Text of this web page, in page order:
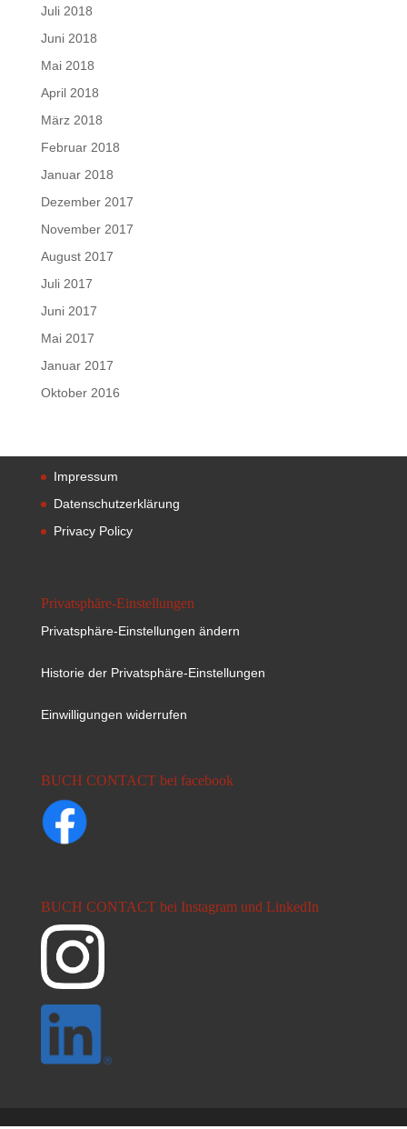
Juli 2018
Juni 2018
Mai 2018
April 2018
März 2018
Februar 2018
Januar 2018
Dezember 2017
November 2017
August 2017
Juli 2017
Juni 2017
Mai 2017
Januar 2017
Oktober 2016
Impressum
Datenschutzerklärung
Privacy Policy
Privatsphäre-Einstellungen
Privatsphäre-Einstellungen ändern
Historie der Privatsphäre-Einstellungen
Einwilligungen widerrufen
BUCH CONTACT bei facebook
BUCH CONTACT bei Instagram und LinkedIn